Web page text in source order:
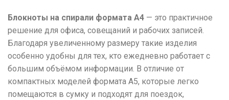
Блокноты на спирали формата А4 — это практичное
решение для офиса, совещаний и рабочих записей.
Благодаря увеличенному размеру такие изделия
особенно удобны для тех, кто ежедневно работает с
большим объёмом информации. В отличие от
компактных моделей формата А5, которые легко
помещаются в сумку и подходят для поездок,